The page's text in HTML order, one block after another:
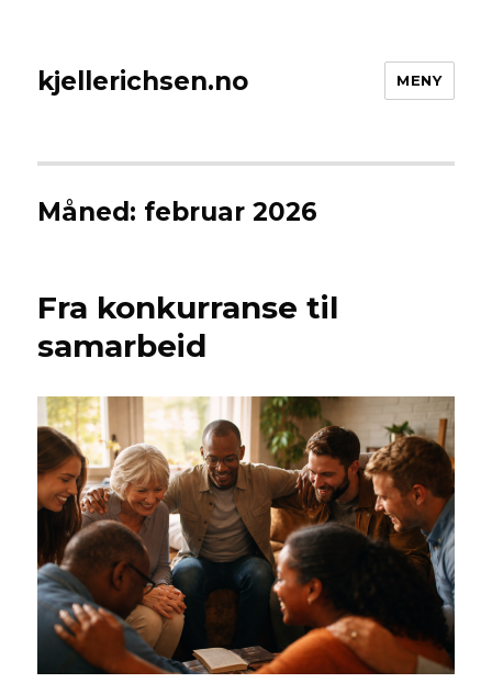
kjellerichsen.no MENY
Måned: februar 2026
Fra konkurranse til
samarbeid